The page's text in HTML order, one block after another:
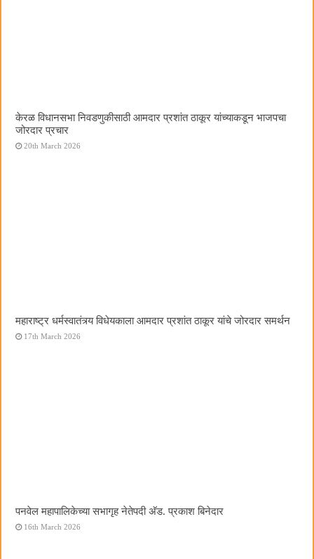
केरळ विधानसभा निवडणुकीसाठी आमदार प्रशांत ठाकूर यांच्याकडून भाजपचा
जोरदार प्रचार
20th March 2026
महाराष्ट्र धर्मस्वातंत्र्य विधेयकाला आमदार प्रशांत ठाकूर यांचे जोरदार समर्थन
17th March 2026
पनवेल महापालिकेच्या सभागृह नेतेपदी अ‍ॅड. प्रकाश बिनेदार
16th March 2026